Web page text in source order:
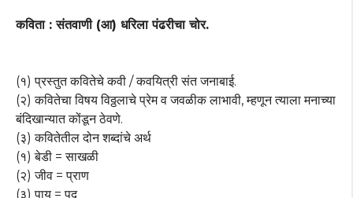
कविता : संतवाणी (आ) धरिला पंढरीचा चोर.
(१) प्रस्तुत कवितेचे कवी / कवयित्री संत जनाबाई.
(२) कवितेचा विषय विठ्ठलाचे प्रेम व जवळीक लाभावी, म्हणून त्याला मनाच्या
बंदिखान्यात कोंडून ठेवणे.
(३) कवितेतील दोन शब्दांचे अर्थ
(१) बेडी = साखळी
(२) जीव = प्राण
(३) पाय = पद